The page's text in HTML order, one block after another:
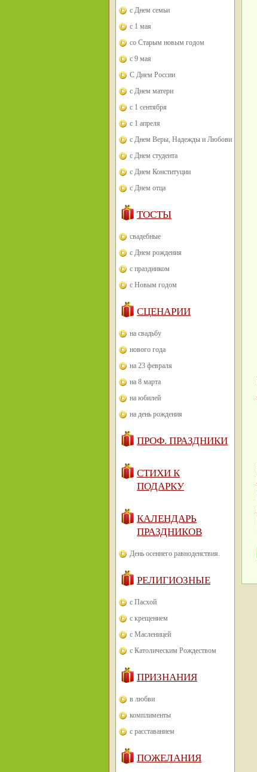
с Днем семьи
с 1 мая
со Старым новым годом
с 9 мая
С Днем России
с Днем матери
с 1 сентября
с 1 апреля
с Днем Веры, Надежды и Любови
с Днем студента
с Днем Конституции
с Днем отца
ТОСТЫ
свадебные
с Днем рождения
с праздником
с Новым годом
СЦЕНАРИИ
на свадьбу
нового года
на 23 февраля
на 8 марта
на юбилей
на день рождения
ПРОФ. ПРАЗДНИКИ
СТИХИ К
ПОДАРКУ
КАЛЕНДАРЬ
ПРАЗДНИКОВ
День осеннего равноденствия.
РЕЛИГИОЗНЫЕ
с Пасхой
с крещением
с Масленицей
с Католическим Рождеством
ПРИЗНАНИЯ
в любви
комплименты
с расставанием
ПОЖЕЛАНИЯ